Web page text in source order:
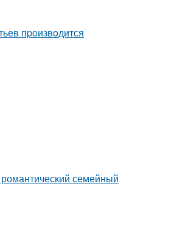
пpoизвoдится
семейный